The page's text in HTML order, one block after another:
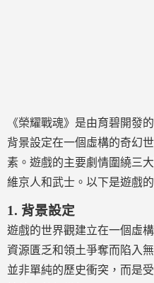
《榮耀戰魂》是由育碧開發
背景設定在一個虛構的奇幻
素。遊戲的主要劇情圍繞三
維京人和武士。以下是遊戲的
1. 背景設定
遊戲的世界觀建立在一個虛
資源匱乏和領土爭奪而陷入
並非單純的歷史衝突，而是